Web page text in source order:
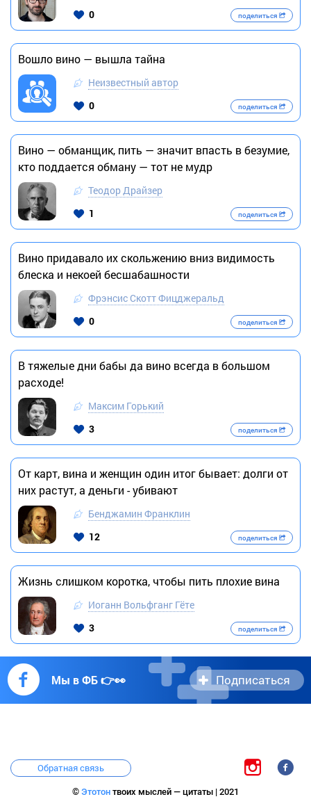
0
поделиться
Вошло вино — вышла тайна
Неизвестный автор
0
поделиться
Вино — обманщик, пить — значит впасть в безумие,
кто поддается обману — тот не мудр
Теодор Драйзер
1
поделиться
Вино придавало их скольжению вниз видимость
блеска и некоей бесшабашности
Фрэнсис Скотт Фицджеральд
0
поделиться
В тяжелые дни бабы да вино всегда в большом
расходе!
Максим Горький
3
поделиться
От карт, вина и женщин один итог бывает: долги от
них растут, а деньги - убивают
Бенджамин Франклин
12
поделиться
Жизнь слишком коротка, чтобы пить плохие вина
Иоганн Вольфганг Гёте
3
поделиться
Мы в ФБ 👉👀 Подписаться
Обратная связь
© Этотон твоих мыслей — цитаты | 2021